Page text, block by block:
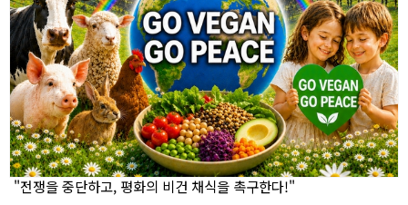
"전쟁을 중단하고, 평화의 비건 채식을 촉구한다!"